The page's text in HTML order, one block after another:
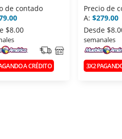
de contado
$8.00
A CRÉDITO
Precio de
A: $279.00
Desde
semanales
3X2